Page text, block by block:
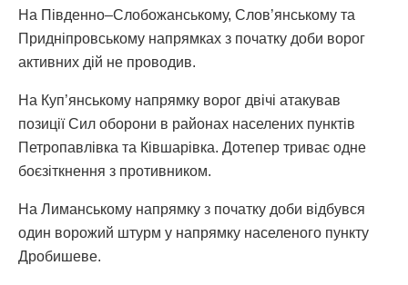
На Південно–Слобожанському, Слов’янському та
Придніпровському напрямках з початку доби ворог
активних дій не проводив.
На Куп’янському напрямку ворог двічі атакував
позиції Сил оборони в районах населених пунктів
Петропавлівка та Ківшарівка. Дотепер триває одне
боєзіткнення з противником.
На Лиманському напрямку з початку доби відбувся
один ворожий штурм у напрямку населеного пункту
Дробишеве.